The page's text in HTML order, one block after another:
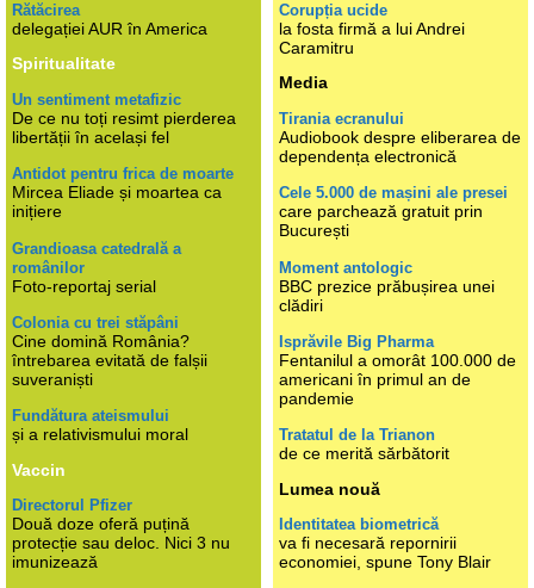
Rătăcirea
delegației AUR în America
Spiritualitate
Un sentiment metafizic
De ce nu toți resimt pierderea
libertății în același fel
Antidot pentru frica de moarte
Mircea Eliade și moartea ca
inițiere
Grandioasa catedrală a
românilor
Foto-reportaj serial
Colonia cu trei stăpâni
Cine domină România?
întrebarea evitată de falșii
suveraniști
Fundătura ateismului
și a relativismului moral
Vaccin
Directorul Pfizer
Două doze oferă puțină
protecție sau deloc. Nici 3 nu
imunizează
Corupția ucide
la fosta firmă a lui Andrei
Caramitru
Media
Tirania ecranului
Audiobook despre eliberarea de
dependența electronică
Cele 5.000 de mașini ale presei
care parchează gratuit prin
București
Moment antologic
BBC prezice prăbușirea unei
clădiri
Isprăvile Big Pharma
Fentanilul a omorât 100.000 de
americani în primul an de
pandemie
Tratatul de la Trianon
de ce merită sărbătorit
Lumea nouă
Identitatea biometrică
va fi necesară repornirii
economiei, spune Tony Blair